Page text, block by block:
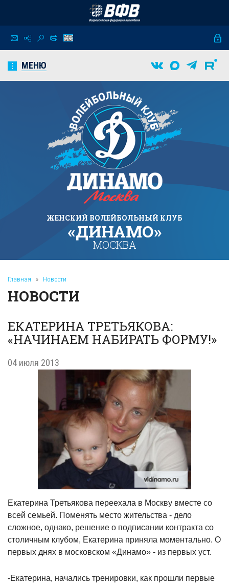
МЕНЮ
ЖЕНСКИЙ ВОЛЕЙБОЛЬНЫЙ КЛУБ
«ДИНАМО»
МОСКВА
Главная » Новости
НОВОСТИ
ЕКАТЕРИНА ТРЕТЬЯКОВА:
«НАЧИНАЕМ НАБИРАТЬ ФОРМУ!»
04 июля 2013
Екатерина Третьякова переехала в Москву вместе со
всей семьей. Поменять место жительства - дело
сложное, однако, решение о подписании контракта со
столичным клубом, Екатерина приняла моментально. О
первых днях в московском «Динамо» - из первых уст.
-Екатерина, начались тренировки, как прошли первые